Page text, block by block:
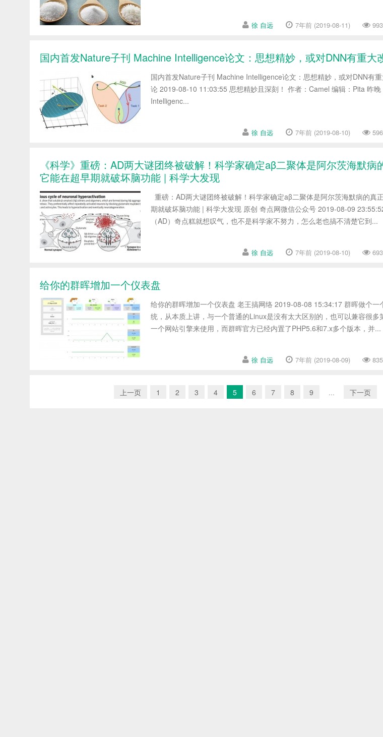
徐 自远 7年前 (2019-08-11)
国内首发Nature子刊 Machine Intelligence论文：思想精妙，或对DNN有重大
国内首发Nature子刊 Machine Intelligence论文：思想精妙，或对DNN有
论 2019-08-10 11:03:55 思想精妙且深刻！ 作者：Camel 编辑：Pita 昨
Intelligenc...
徐 自远 7年前 (2019-08-10)
《科学》重磅：AD两大谜团终被破解！科学家确定aβ二聚体是阿尔茨海默病
它能在超早期就破坏脑功能 | 科学大发现
重磅：AD两大谜团终被破解！科学家确定aβ二聚体是阿尔茨海默病的真
期就破坏脑功能 | 科学大发现 原创 奇点网微信公众号 2019-08-09
（AD）奇点糕就想叹气，也不是科学家不努力，怎么老也搞不清楚它到...
徐 自远 7年前 (2019-08-10)
给你的群晖增加一个仪表盘
给你的群晖增加一个仪表盘 老王搞网络 2019-08-08 15:34:17 群晖做个一
统，从本质上讲，与一个普通的Linux是没有太大区别的，也可以兼容很多
一个网站引擎来使用，而群晖官方已经内置了PHP5.6和7.x多个版本，并...
徐 自远 7年前 (2019-08-09)
上一页 1 2 3 4 5 6 7 8 9 ... 下一页